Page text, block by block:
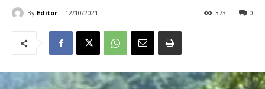
By Editor 12/10/2021 0
373